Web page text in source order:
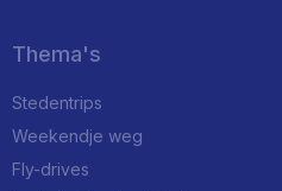
Thema's
Stedentrips
Weekendje weg
Fly-drives